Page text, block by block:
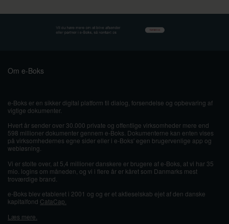
Om e-Boks
e-Boks er en sikker digital platform til dialog, forsendelse og opbevaring af
vigtige dokumenter.
Hvert år sender over 30.000 private og offentlige virksomheder mere end
598 millioner dokumenter gennem e-Boks. Dokumenterne kan enten vises
på virksomhedernes egne sider eller i e-Boks' egen brugervenlige app og
webløsning.
Vi er stolte over, at 5,4 millioner danskere er brugere af e-Boks, at vi har 35
mio. logins om måneden, og vi i flere år er kåret som Danmarks mest
troværdige brand.
e-Boks blev etableret i 2001 og og er et aktieselskab ejet af den danske
kapitalfond CataCap.
Læs mere.